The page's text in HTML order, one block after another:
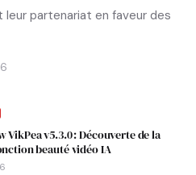
leur partenariat en faveur des
VikPea v5.3.0 : Découverte de la
beauté vidéo IA